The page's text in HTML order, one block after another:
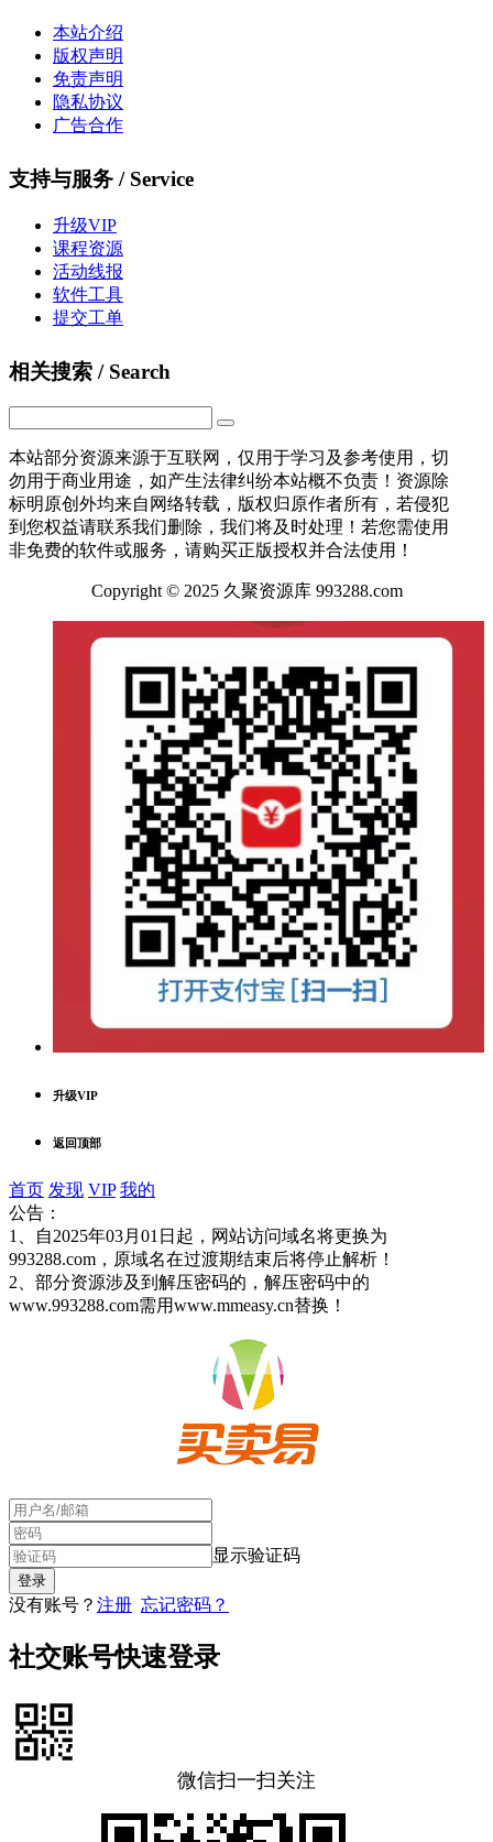
本站介绍
版权声明
免责声明
隐私协议
广告合作
支持与服务 / Service
升级VIP
课程资源
活动线报
软件工具
提交工单
相关搜索 / Search
本站部分资源来源于互联网，仅用于学习及参考使用，切
勿用于商业用途，如产生法律纠纷本站概不负责！资源除
标明原创外均来自网络转载，版权归原作者所有，若侵犯
到您权益请联系我们删除，我们将及时处理！若您需使用
非免费的软件或服务，请购买正版授权并合法使用！
Copyright © 2025 久聚资源库 993288.com
升级VIP
返回顶部
首页 发现 VIP 我的
公告：
1、自2025年03月01日起，网站访问域名将更换为
993288.com，原域名在过渡期结束后将停止解析！
2、部分资源涉及到解压密码的，解压密码中的
www.993288.com需用www.mmeasy.cn替换！
显示验证码
没有账号？ 注册 忘记密码？
社交账号快速登录
微信扫一扫关注